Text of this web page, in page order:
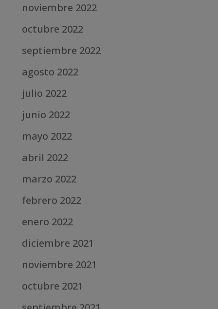
noviembre 2022
octubre 2022
septiembre 2022
agosto 2022
julio 2022
junio 2022
mayo 2022
abril 2022
marzo 2022
febrero 2022
enero 2022
diciembre 2021
noviembre 2021
octubre 2021